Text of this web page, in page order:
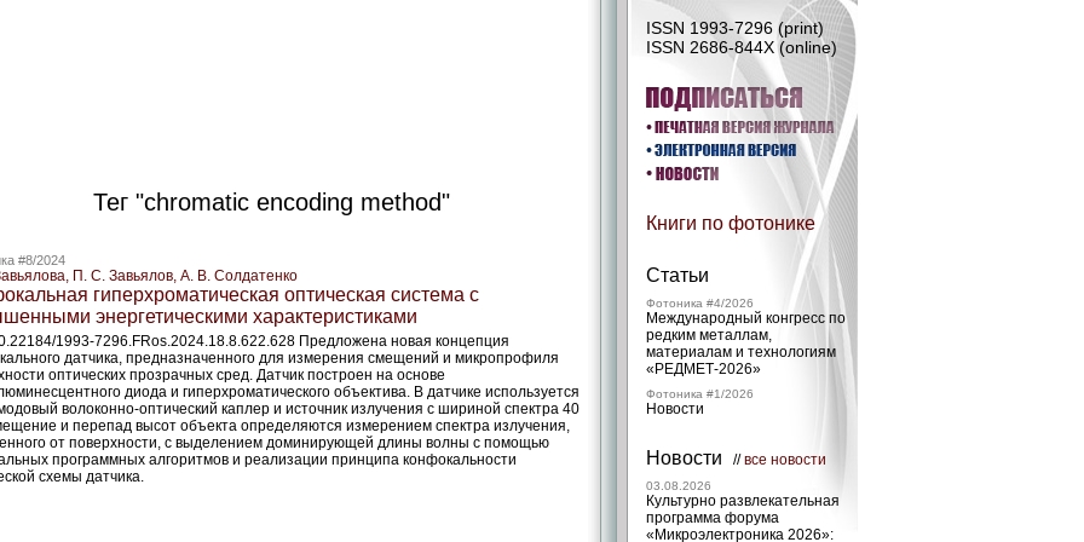
ISSN 1993-7296 (print)
ISSN 2686-844X (online)
Книги по фотонике
Статьи
Фотоника #4/2026
Международный конгресс по
редким металлам,
материалам и технологиям
«РЕДМЕТ‑2026»
Фотоника #1/2026
Новости
Новости //все новости
03.08.2026
Культурно развлекательная
программа форума
«Микроэлектроника 2026»:
Тег "chromatic encoding method"
#8/2024
П. С. Завьялов, А. В. Солдатенко
гиперхроматическая оптическая система с
энергетическими характеристиками
1993-7296.FRos.2024.18.8.622.628 Предложена новая концепция
датчика, предназначенного для измерения смещений и микропрофиля
оптических прозрачных сред. Датчик построен на основе
диода и гиперхроматического объектива. В датчике используется
волоконно-­оптический каплер и источник излучения с шириной спектра 40
и перепад высот объекта определяются измерением спектра излучения,
от поверхности, с выделением доминирующей длины волны с помощью
программных алгоритмов и реализации принципа конфокальности
схемы датчика.